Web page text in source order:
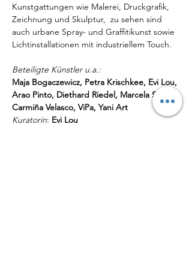
Kunstgattungen wie Malerei, Druckgrafik,
Zeichnung und Skulptur,  zu sehen sind
auch urbane Spray- und Graffitikunst sowie
Lichtinstallationen mit industriellem Touch.
Beteiligte Künstler u.a.:
Maja Bogaczewicz, Petra Krischkee, Evi Lou,
Arao Pinto, Diethard Riedel, Marcela Salas,
Carmiña Velasco, ViPa, Yani Art
Kuratorin: Evi Lou